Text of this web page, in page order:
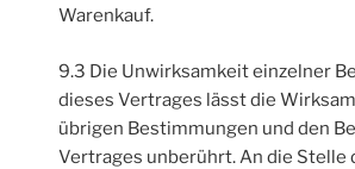
Warenkauf.
9.3 Die Unwirksamkeit einzelner
dieses Vertrages lässt die
übrigen Bestimmungen und den
Vertrages unberührt. An die Stelle